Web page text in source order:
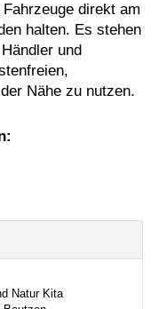
direkt am
halten. Es stehen
und
Nähe zu nutzen.
Natur Kita